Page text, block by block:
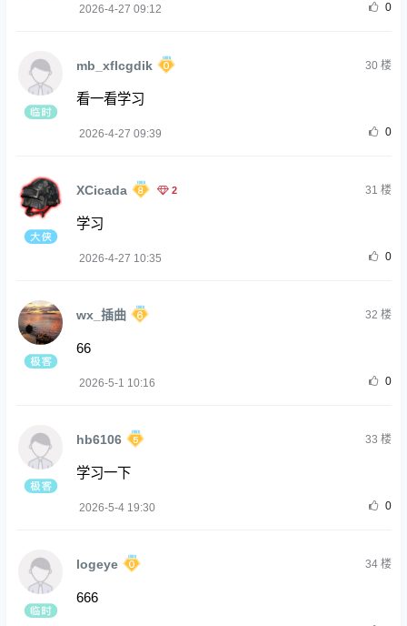
2026-4-27 09:12 0
mb_xflcgdik 30楼
看一看学习
2026-4-27 09:39 0
XCicada 2 31 楼
学习
2026-4-27 10:35 0
wx_插曲 32 楼
66
2026-5-1 10:16 0
hb6106 33 楼
学习一下
2026-5-4 19:30 0
logeye 34楼
666